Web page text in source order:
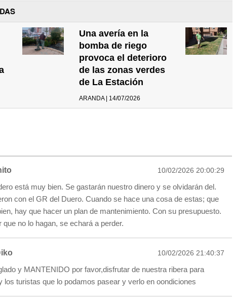
Una avería en la
bomba de riego
provoca el deterioro
de las zonas verdes
de La Estación
ARANDA | 14/07/2026
10/02/2026 20:00:29
está muy bien. Se gastarán nuestro dinero y se olvidarán del.
con el GR del Duero. Cuando se hace una cosa de estas; que
hay que hacer un plan de mantenimiento. Con su presupuesto.
que no lo hagan, se echará a perder.
10/02/2026 21:40:37
y MANTENIDO por favor,disfrutar de nuestra ribera para
los turistas que lo podamos pasear y verlo en oondiciones